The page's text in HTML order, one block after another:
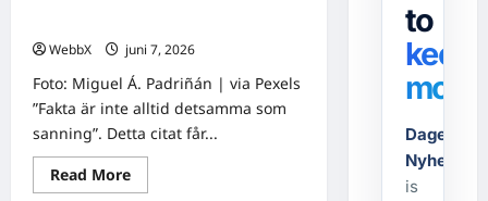
WebbX
juni 7, 2026
Foto: Miguel Á. Padriñán | via Pexels
”Fakta är inte alltid detsamma som
sanning”. Detta citat får...
Read MoreRead
more
to
keep
Dagens-
is